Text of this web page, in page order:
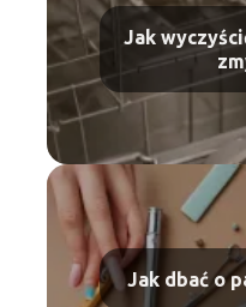
Jak
Jak dbać o